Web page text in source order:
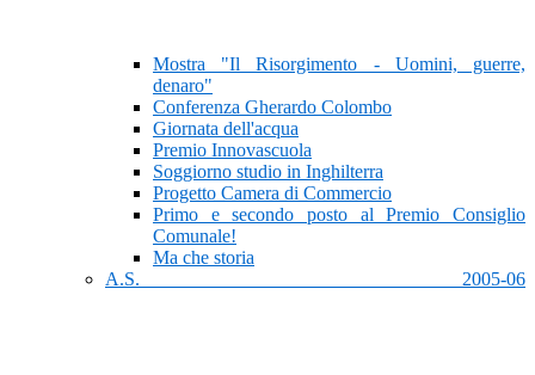
Mostra "Il Risorgimento - Uomini, guerre,
denaro"
Conferenza Gherardo Colombo
Giornata dell'acqua
Premio Innovascuola
Soggiorno studio in Inghilterra
Progetto Camera di Commercio
Primo e secondo posto al Premio Consiglio
Comunale!
Ma che storia
A.S. 2005-06